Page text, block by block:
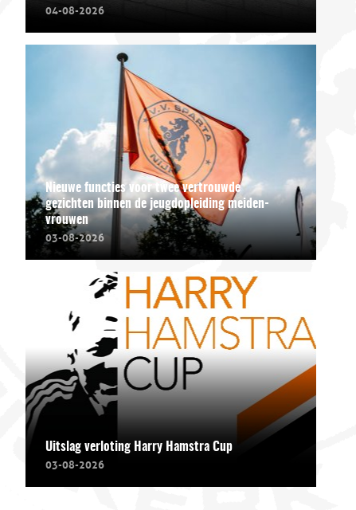
04-08-2026
Nieuwe functies voor twee vertrouwde
gezichten binnen de jeugdopleiding meiden-
vrouwen
03-08-2026
Uitslag verloting Harry Hamstra Cup
03-08-2026